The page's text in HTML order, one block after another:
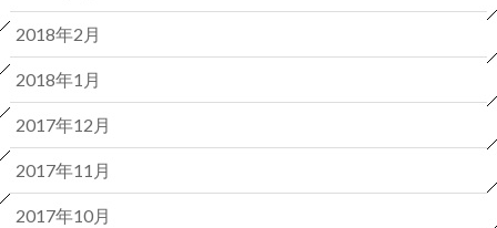
2018年2月
2018年1月
2017年12月
2017年11月
2017年10月